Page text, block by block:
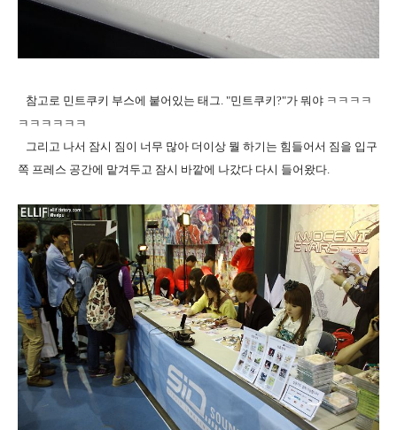
참고로 민트쿠키 부스에 붙어있는 태그. "민트쿠키?"가 뭐야 ㅋㅋㅋㅋ
ㅋㅋㅋㅋㅋㅋ
그리고 나서 잠시 짐이 너무 많아 더이상 뭘 하기는 힘들어서 짐을 입구
쪽 프레스 공간에 맡겨두고 잠시 바깥에 나갔다 다시 들어왔다.